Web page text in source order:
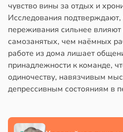
чувство вины за отдых и
Исследования
переживания сильнее влияют
самозанятых, чем наёмных
работе из дома лишает
принадлежности к команде,
одиночеству, навязчивым
депрессивным состояниям в
20:38